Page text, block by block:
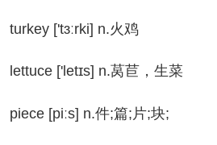
['tɜːrki] n.火鸡
['letɪs] n.莴苣，生菜
[piːs] n.件;篇;片;块;